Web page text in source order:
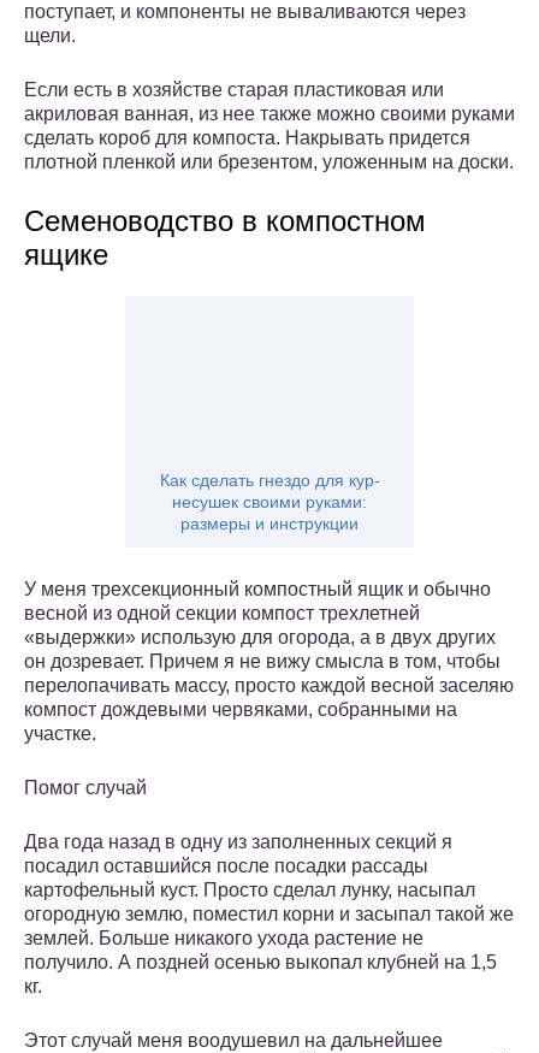
поступает, и компоненты не вываливаются через
щели.
Если есть в хозяйстве старая пластиковая или
акриловая ванная, из нее также можно своими руками
сделать короб для компоста. Накрывать придется
плотной пленкой или брезентом, уложенным на доски.
Семеноводство в компостном
ящике
Как сделать гнездо для кур-
несушек своими руками:
размеры и инструкции
У меня трехсекционный компостный ящик и обычно
весной из одной секции компост трехлетней
«выдержки» использую для огорода, а в двух других
он дозревает. Причем я не вижу смысла в том, чтобы
перелопачивать массу, просто каждой весной заселяю
компост дождевыми червяками, собранными на
участке.
Помог случай
Два года назад в одну из заполненных секций я
посадил оставшийся после посадки рассады
картофельный куст. Просто сделал лунку, насыпал
огородную землю, поместил корни и засыпал такой же
землей. Больше никакого ухода растение не
получило. А поздней осенью выкопал клубней на 1,5
кг.
Этот случай меня воодушевил на дальнейшее